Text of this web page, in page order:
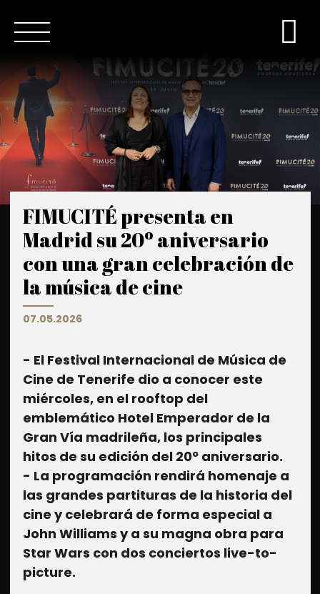
FIMUCITÉ presenta en
Madrid su 20º aniversario
con una gran celebración de
la música de cine
07.05.2026
- El Festival Internacional de Música de
Cine de Tenerife dio a conocer este
miércoles, en el rooftop del
emblemático Hotel Emperador de la
Gran Vía madrileña, los principales
hitos de su edición del 20º aniversario.
- La programación rendirá homenaje a
las grandes partituras de la historia del
cine y celebrará de forma especial a
John Williams y a su magna obra para
Star Wars con dos conciertos live-to-
picture.